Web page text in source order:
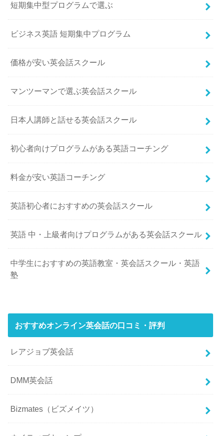
短期集中型プログラムで選ぶ
ビジネス英語 短期集中プログラム
価格が安い英会話スクール
マンツーマンで選ぶ英会話スクール
日本人講師と話せる英会話スクール
初心者向けプログラムがある英語コーチング
料金が安い英語コーチング
英語初心者におすすめの英会話スクール
英語 中・上級者向けプログラムがある英会話スクール
中学生におすすめの英語教室・英会話スクール・英語
塾
おすすめオンライン英会話の口コミ・評判
レアジョブ英会話
DMM英会話
Bizmates（ビズメイツ）